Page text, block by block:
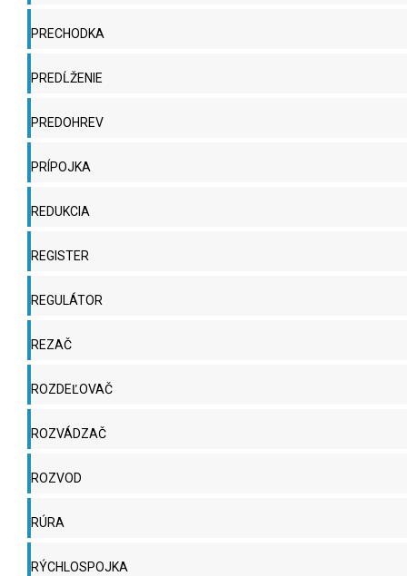
PRECHODKA
PREDĹŽENIE
PREDOHREV
PRÍPOJKA
REDUKCIA
REGISTER
REGULÁTOR
REZAČ
ROZDEĽOVAČ
ROZVÁDZAČ
ROZVOD
RÚRA
RÝCHLOSPOJKA